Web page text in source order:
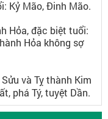
Kỷ Mão, Đinh Mão.
Hỏa, đặc biệt tuổi:
Hỏa không sợ
Sửu và Tỵ thành Kim
phá Tý, tuyệt Dần.